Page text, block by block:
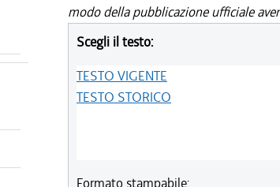
modo della pubblicazione ufficiale
Scegli il testo:
TESTO VIGENTE
TESTO STORICO
Formato stampabile: